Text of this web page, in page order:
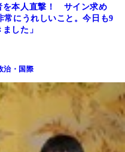
を本人直撃！ サイン求め
にうれしいこと。今日も9
した」
治・国際